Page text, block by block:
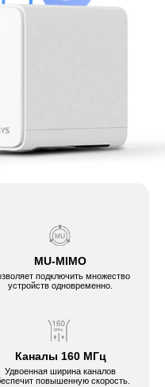
MU-MIMO
подключить множество
устройств одновременно.
Каналы 160 МГц
Удвоенная ширина каналов
повышенную скорость.